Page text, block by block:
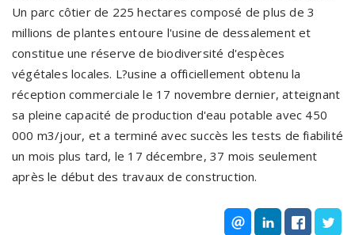
Un parc côtier de 225 hectares composé de plus de 3
millions de plantes entoure l'usine de dessalement et
constitue une réserve de biodiversité d'espèces
végétales locales. L?usine a officiellement obtenu la
réception commerciale le 17 novembre dernier, atteignant
sa pleine capacité de production d'eau potable avec 450
000 m3/jour, et a terminé avec succès les tests de fiabilité
un mois plus tard, le 17 décembre, 37 mois seulement
après le début des travaux de construction.